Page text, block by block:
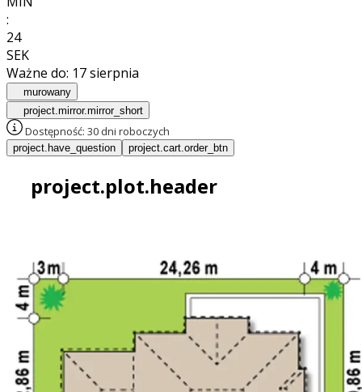
:
23
SEK
Ważne do: 17 sierpnia
murowany
project.mirror.mirror_short
Dostępność: 30 dni roboczych
project.have_question project.cart.order_btn
project.plot.header